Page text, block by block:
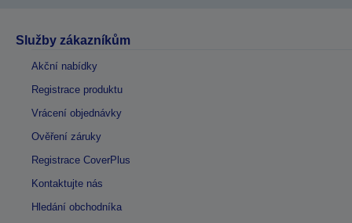
Služby zákazníkům
Akční nabídky
Registrace produktu
Vrácení objednávky
Ověření záruky
Registrace CoverPlus
Kontaktujte nás
Hledání obchodníka